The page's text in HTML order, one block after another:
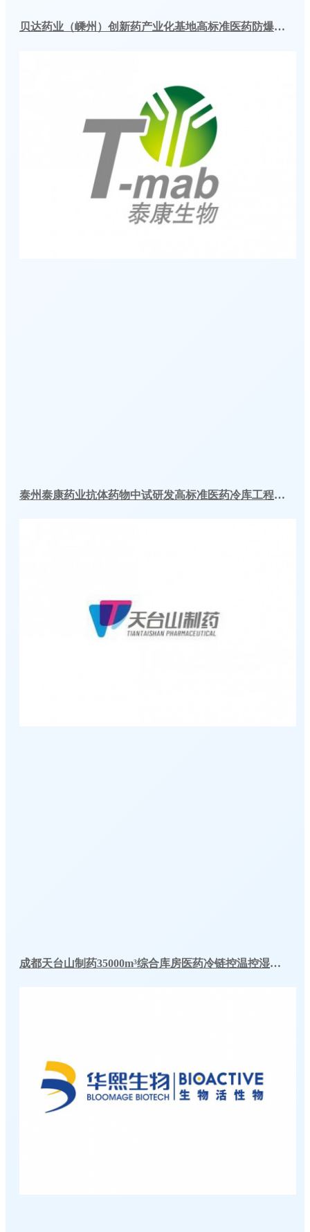
贝达药业（嵊州）创新药产业化基地高标准医药防爆冷库建造工程案例
泰州泰康药业抗体药物中试研发高标准医药冷库工程案例
成都天台山制药35000m³综合库房医药冷链控温控湿冷库改造工程